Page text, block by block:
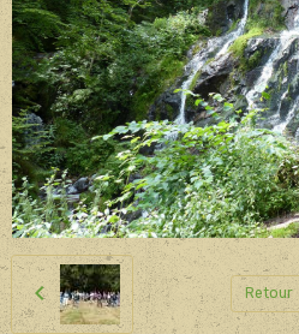
Retour